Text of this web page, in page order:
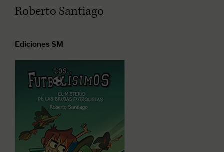
Roberto Santiago
Ediciones SM